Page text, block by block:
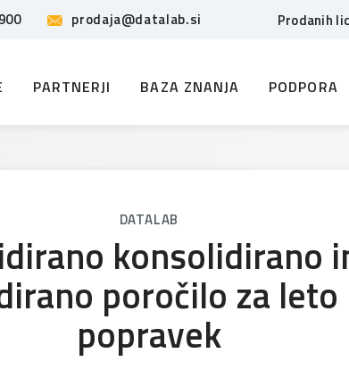
prodaja@datalab.si Prodanih
PARTNERJI BAZA ZNANJA PODPORA
DATALAB
konsolidirano
poročilo za
popravek